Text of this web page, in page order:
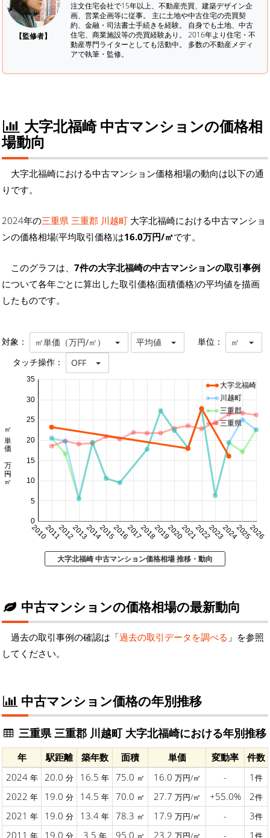
【監修者】
注文住宅会社で15年以上、不動産売買、建築デザイン企
画、営業企画等に従事。 主に土地や中古住宅の売買契
約、金融・司法書士手続きを経験。 自身でも土地、中古
住宅、商業施設等の売買経験あり。 2016年より住宅・不
動産専門ライターとしても活動中。 多数の不動産メディ
アで執筆・監修。
大字北福崎 中古マンションの価格相
場動向
大字北福崎における中古マンション価格相場の動向は以下の通
りです。
2024年の三重県 三重郡 川越町 大字北福崎における中古マンショ
ンの価格相場(平均取引価格)は16.0万円/㎡です。
このグラフは、 7件の大字北福崎の中古マンションの取引事例
について各年ごとに算出した取引価格(面積価格)の平均値を描画
したものです。
対象： ㎡単価（万円/㎡） 平均値 単位： ㎡
タッチ操作： OFF
20102011201220132014201520162017201820192020202120222023202420252026
0
5
10
15
20
25
30
35
㎡単価 万円/㎡
大字北福崎
川越町
三重郡
三重県
大字北福崎 中古マンション価格相場 推移・動向
中古マンションの価格相場の最新動向
過去の取引事例の確認は「過去の取引データを調べる 」を参照
してください。
中古マンション価格の年別推移
三重県 三重郡 川越町 大字北福崎における年別推移
年 駅距離 築年数 面積 単価 変動率
件数
2024 年 20.0 分 16.5 年 75.0 ㎡ 16.0 万円/㎡ - 1 件
2022 年 19.0 分 14.5 年 70.0 ㎡ 27.7 万円/㎡ +55.0% 2件
2021 年 19.0 分 13.4 年 78.3 ㎡ 17.9 万円/㎡ - 3件
2011 年 19.0 分 3.5 年 95.0 ㎡ 23.2 万円/㎡ - 1 件